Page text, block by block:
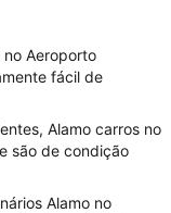
no Aeroporto
fácil de
Alamo carros no
são de condição
Alamo no